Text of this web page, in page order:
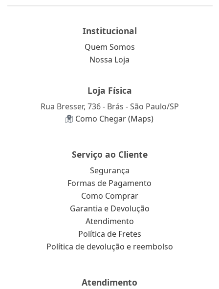
Institucional
Quem Somos
Nossa Loja
Loja Física
Rua Bresser, 736 - Brás - São Paulo/SP
Como Chegar (Maps)
Serviço ao Cliente
Segurança
Formas de Pagamento
Como Comprar
Garantia e Devolução
Atendimento
Política de Fretes
Política de devolução e reembolso
Atendimento